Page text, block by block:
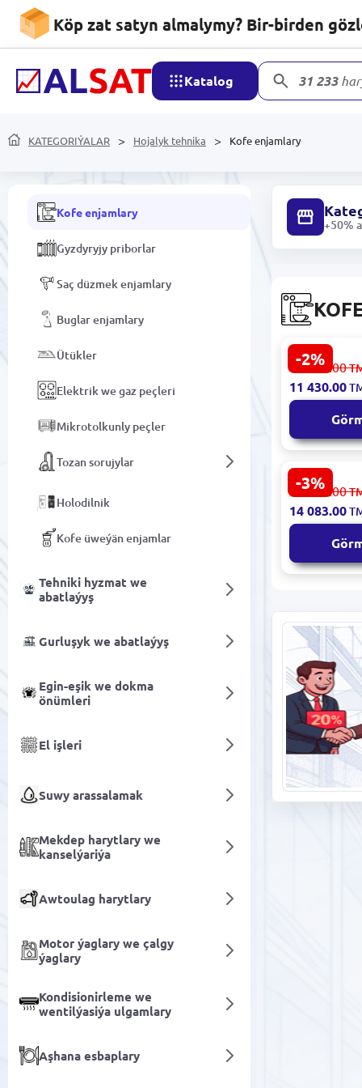
Köp zat satyn almalymy? Bir-birden
Katalog 31 233
KATEGORIÝALAR Hojalyk tehnika Kofe enjamlary
Nasoslar
Elektrik çaýnegiler
Wentilyatorler
Telewizorlar
Kofe enjamlary
Gyzdyryjy priborlar
Saç düzmek enjamlary
Buglar enjamlary
Ütükler
Elektrik we gaz peçleri
Mikrotolkunly peçler
Tozan sorujylar
Holodilnik
Kofe üweýän enjamlar
Tehniki hyzmat we
abatlaýyş
Gurluşyk we abatlaýyş
Egin-eşik we dokma
önümleri
El işleri
Suwy arassalamak
Mekdep harytlary we
kanselýariýa
Awtoulag harytlary
Motor ýaglary we çalgy
ýaglary
Kondisionirleme we
wentilýasiýa ulgamlary
Aşhana esbaplary
+50%
-2%
Delonghi
Maşynasy
11 692.00
11 430.00
-3%
Delonghi
Maşynasy
14 615.00
14 083.00